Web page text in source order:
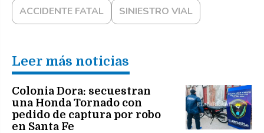
ACCIDENTE FATAL SINIESTRO VIAL
Leer más noticias
Colonia Dora: secuestran
una Honda Tornado con
pedido de captura por robo
en Santa Fe